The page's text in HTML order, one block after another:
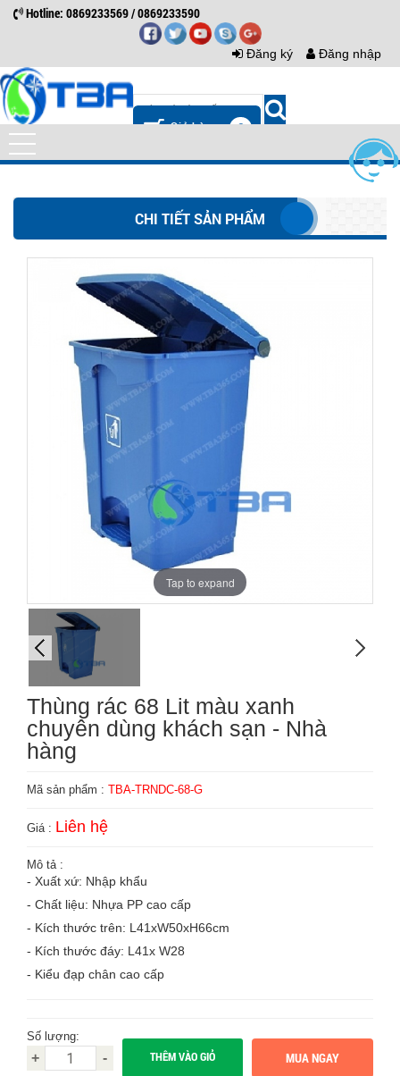
Hotline: 0869233569 / 0869233590
Đăng ký Đăng nhập
0
CHI TIẾT SẢN PHẨM
Tap to expand
Thùng rác 68 Lit màu xanh
chuyên dùng khách sạn - Nhà
hàng
Mã sản phẩm : TBA-TRNDC-68-G
Giá : Liên hệ
Mô tả :
- Xuất xứ: Nhập khẩu
- Chất liệu: Nhựa PP cao cấp
- Kích thước trên: L41xW50xH66cm
- Kích thước đáy: L41x W28
- Kiểu đạp chân cao cấp
Số lượng:
+ - THÊM VÀO GIỎ